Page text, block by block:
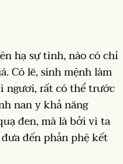
hạ sự tình, nào có chỉ
Có lẽ, sinh mệnh làm
ngươi, rất có thể trước
nan y khả năng
đen, mà là bởi vì ta
đến phản phệ kết